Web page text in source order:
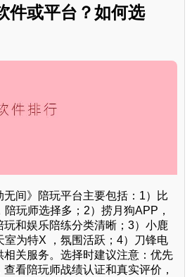
件或平台？如何选
无间》陪玩平台主要包括：1）比
玩师选择多；2）捞月狗APP，
和娱乐陪练分类清晰；3）小鹿
室为特X ，氛围活跃；4）刀锋电
关服务。选择时建议注意：优先
看陪玩师战绩认证和真实评价，